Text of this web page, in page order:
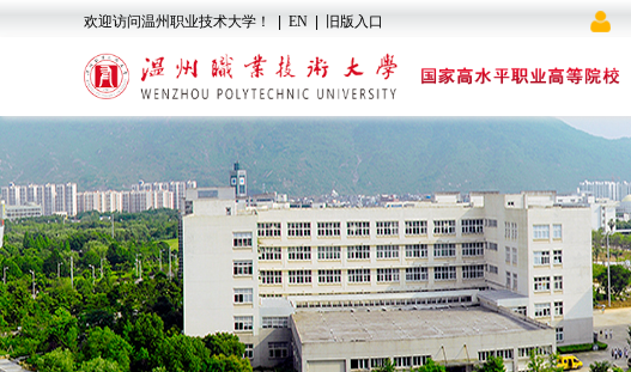
欢迎访问温州职业技术大学！ EN 旧版入口